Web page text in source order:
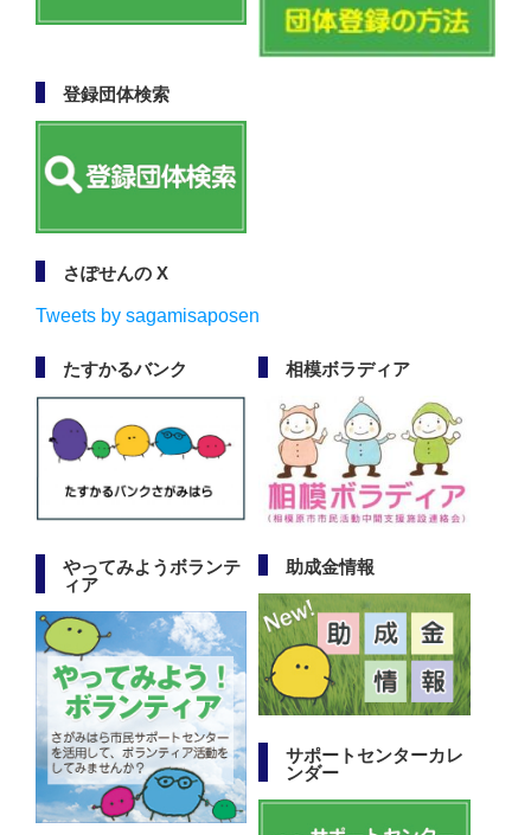
登録団体検索
さぽせんの X
Tweets by sagamisaposen
たすかるバンク 相模ボラディア
やってみようボランテ
ィア
助成金情報
サポートセンターカレ
ンダー